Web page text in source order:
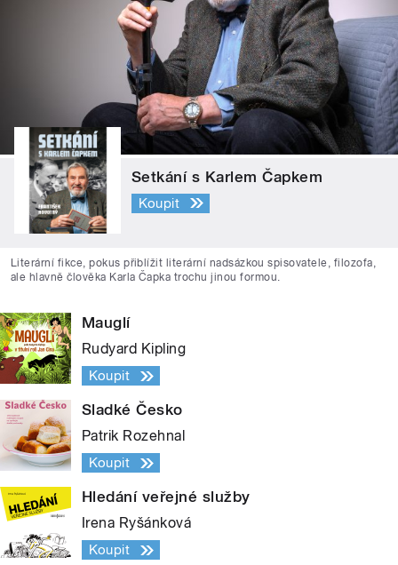
Setkání s Karlem Čapkem
Koupit
Literární fikce, pokus přiblížit literární nadsázkou spisovatele, filozofa,
ale hlavně člověka Karla Čapka trochu jinou formou.
Mauglí
Rudyard Kipling
Koupit
Sladké Česko
Patrik Rozehnal
Koupit
Hledání veřejné služby
Irena Ryšánková
Koupit